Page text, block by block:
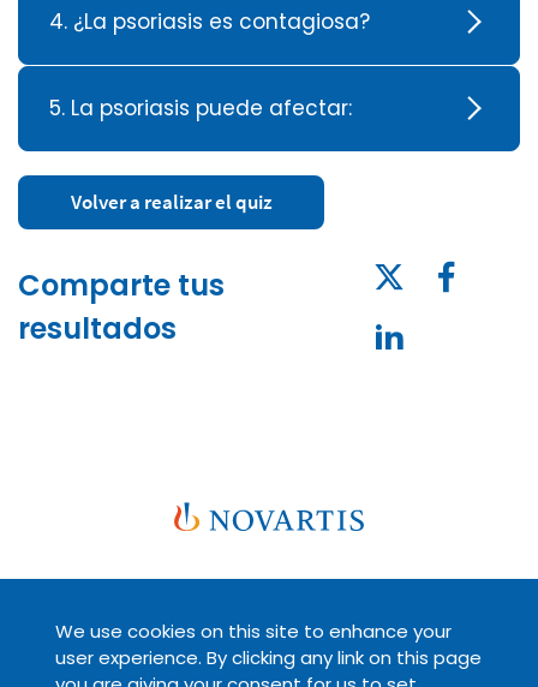
4. ¿La psoriasis es contagiosa?
5. La psoriasis puede afectar:
Volver a realizar el quiz
Comparte tus
resultados
Legal
Políticas de privacidad
We use cookies on this site to enhance your
user experience. By clicking any link on this page